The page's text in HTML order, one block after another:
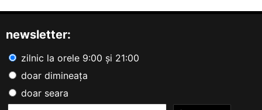
newsletter:
zilnic la orele 9:00 și 21:00
doar dimineața
doar seara